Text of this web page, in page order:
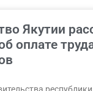
Якутии
оплате
республики